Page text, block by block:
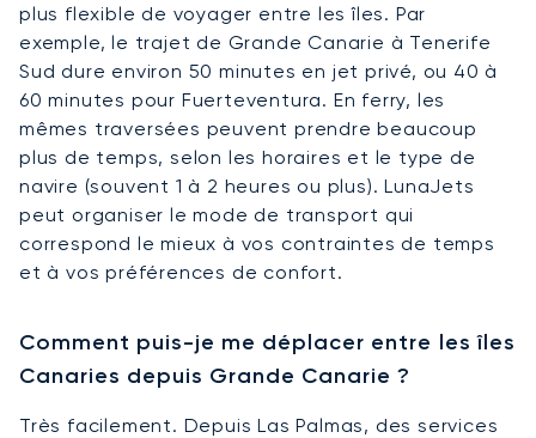
plus flexible de voyager entre les îles. Par
exemple, le trajet de Grande Canarie à Tenerife
Sud dure environ 50 minutes en jet privé, ou 40 à
60 minutes pour Fuerteventura. En ferry, les
mêmes traversées peuvent prendre beaucoup
plus de temps, selon les horaires et le type de
navire (souvent 1 à 2 heures ou plus). LunaJets
peut organiser le mode de transport qui
correspond le mieux à vos contraintes de temps
et à vos préférences de confort.
Comment puis-je me déplacer entre les îles
Canaries depuis Grande Canarie ?
Très facilement. Depuis Las Palmas, des services